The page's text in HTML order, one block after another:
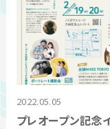
2022.05.05
プレオープン記念